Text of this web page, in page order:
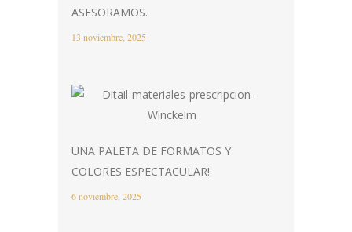
ASESORAMOS.
13 noviembre, 2025
UNA PALETA DE FORMATOS Y
COLORES ESPECTACULAR!
6 noviembre, 2025